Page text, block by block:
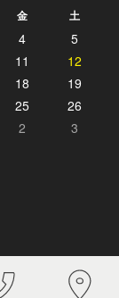
金 土
4
5
11
12
18
19
25
26
2 3